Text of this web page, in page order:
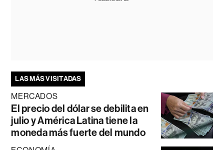
LAS MÁS VISITADAS
MERCADOS
El precio del dólar se debilita en
julio y América Latina tiene la
moneda más fuerte del mundo